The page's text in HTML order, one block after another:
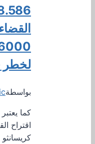
لخطر
بواسطة
كما
اقتراح